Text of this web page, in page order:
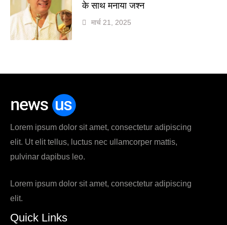
के साथ मनाया जश्न
मार्च 21, 2025
Lorem ipsum dolor sit amet, consectetur adipiscing
elit. Ut elit tellus, luctus nec ullamcorper mattis,
pulvinar dapibus leo.
Lorem ipsum dolor sit amet, consectetur adipiscing
elit.
Quick Links